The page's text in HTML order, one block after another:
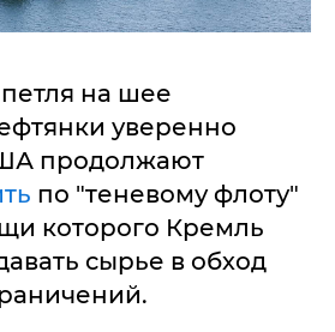
на шее
уверенно
продолжают
по "теневому флоту"
которого Кремль
сырье в обход